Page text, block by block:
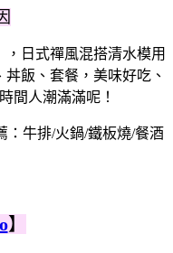
，日式禪風混搭清水模用
飯、套餐，美味好吃、
間人潮滿滿呢！
】